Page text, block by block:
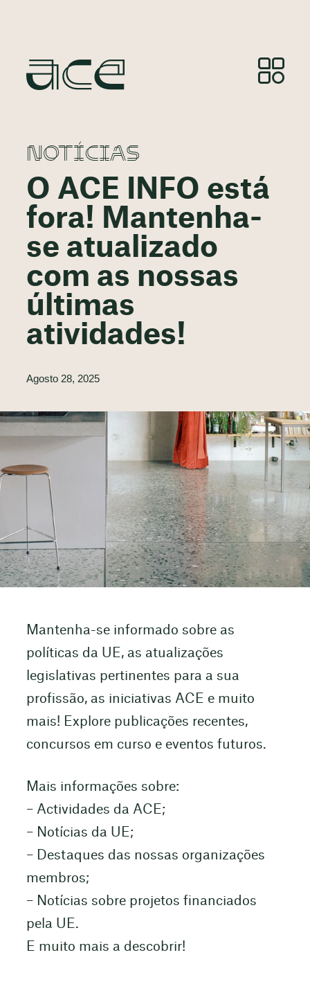
NOTÍCIAS
O ACE INFO está
fora! Mantenha-
se atualizado
com as nossas
últimas
atividades!
Agosto 28, 2025
Mantenha-se informado sobre as
políticas da UE, as atualizações
legislativas pertinentes para a sua
profissão, as iniciativas ACE e muito
mais! Explore publicações recentes,
concursos em curso e eventos futuros.
Mais informações sobre:
– Actividades da ACE;
– Notícias da UE;
– Destaques das nossas organizações
membros;
– Notícias sobre projetos financiados
pela UE.
E muito mais a descobrir!